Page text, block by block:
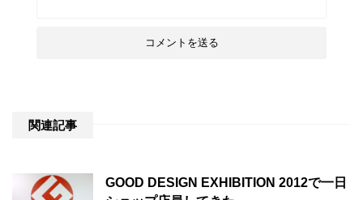
関連記事
GOOD DESIGN EXHIBITION 2012で一日